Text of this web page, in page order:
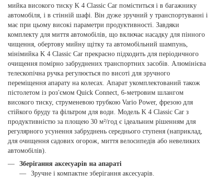
мийка високого тиску K 4 Classic Car поміститься і в багажнику
автомобіля, і в стінній шафі. Він дуже зручний у транспортуванні і
має при цьому високі параметри продуктивності. Завдяки
комплекту для миття автомобілів, що включає насадку для пінного
чищення, обертову мийну щітку та автомобільний шампунь,
мінімийка K 4 Classic Car прекрасно підходить для періодичного
очищення помірно забруднених транспортних засобів. Алюмінієва
телескопічна ручка регулюється по висоті для зручного
переміщення апарату на колесах. Апарат укомплектований також
пістолетом із роз'ємом Quick Connect, 6-метровим шлангом
високого тиску, струменевою трубкою Vario Power, фрезою для
стійкого бруду та фільтром для води. Модель K 4 Classic Car з
продуктивністю за площею 30 м²/год є ідеальним рішенням для
регулярного усунення забруднень середнього ступеня (наприклад,
для очищення садових огорож, миття велосипедів або невеликих
автомобілів).
Зберігання аксесуарів на апараті
Зручне і компактне зберігання аксесуарів.